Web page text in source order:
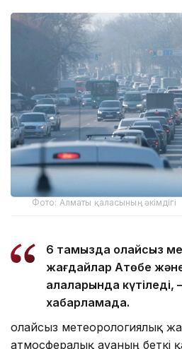
Фото: Алматы қаласының әкімдігі
6 тамызда қолайсыз
жағдайлар Ақтөбе
қалаларында күтіледі,
хабарламада.
Қолайсыз метеорологиялық
атмосфералық ауаның беткі